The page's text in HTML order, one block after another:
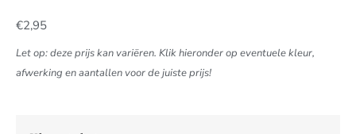
€2,95
Let op: deze prijs kan variëren. Klik hieronder op eventuele kleur,
afwerking en aantallen voor de juiste prijs!